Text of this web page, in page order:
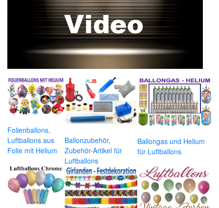
Folienballons,
Luftballons aus
Folie mit Helium
Ballonzubehör,
Zubehör-Artikel für
Luftballons
Ballongas und Helium
für Luftballons